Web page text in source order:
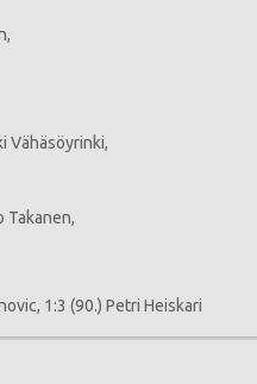
Vähäsöyrinki,
Takanen,
1:3 (90.) Petri Heiskari